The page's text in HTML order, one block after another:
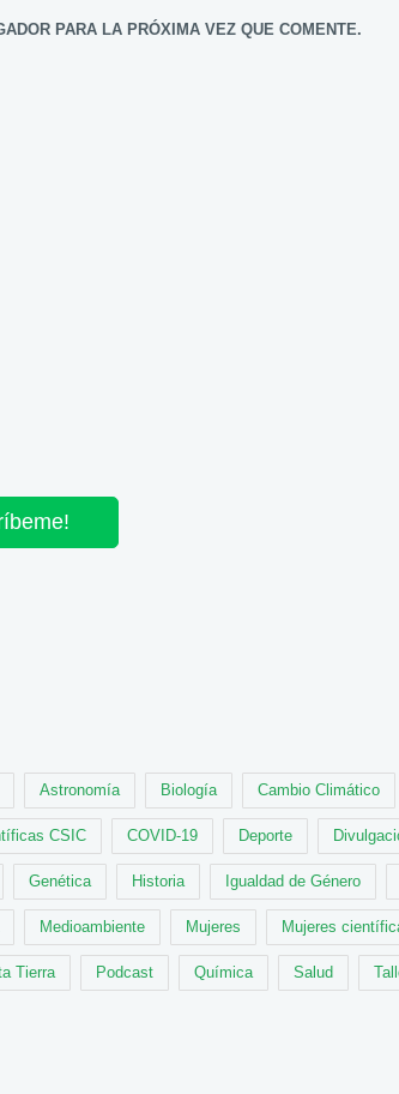
PARA LA PRÓXIMA VEZ QUE COMENTE.
Astronomía Biología Cambio Climático
CSIC COVID-19 Deporte
Genética Historia Igualdad de Género
Medioambiente Mujeres Mujeres
Tierra Podcast Química Salud